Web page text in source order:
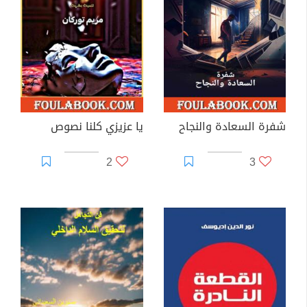
شفرة السعادة والنجاح
3
يا عزيزي كلنا نصوص
2